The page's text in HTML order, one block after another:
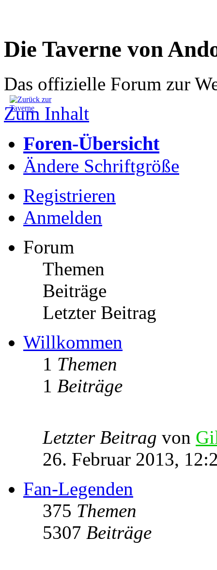
Die Taverne von
Das offizielle Forum zur
Zum Inhalt
Foren-Übersicht
Ändere Schriftgröße
Registrieren
Anmelden
Forum
Themen
Beiträge
Letzter Beitrag
Willkommen
1 Themen
1 Beiträge
Letzter Beitrag von
26. Februar 2013,
Fan-Legenden
375 Themen
5307 Beiträge